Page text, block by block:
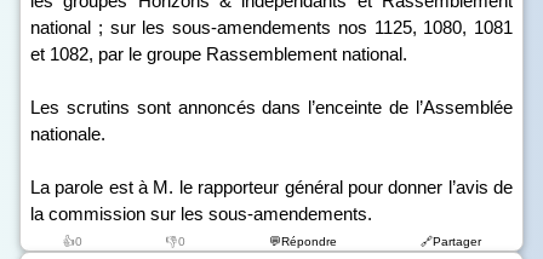
national ; sur les sous-amendements nos 1125, 1080, 1081
et 1082, par le groupe Rassemblement national.
Les scrutins sont annoncés dans l’enceinte de l’Assemblée
nationale.
La parole est à M. le rapporteur général pour donner l’avis de
la commission sur les sous-amendements.
👍0 👎0 💬Répondre 🔗Partager